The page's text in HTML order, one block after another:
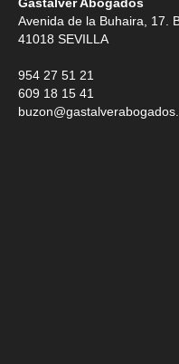
Avenida de la Buhaira, 17.
41018 SEVILLA
954 27 51 21
609 18 15 41